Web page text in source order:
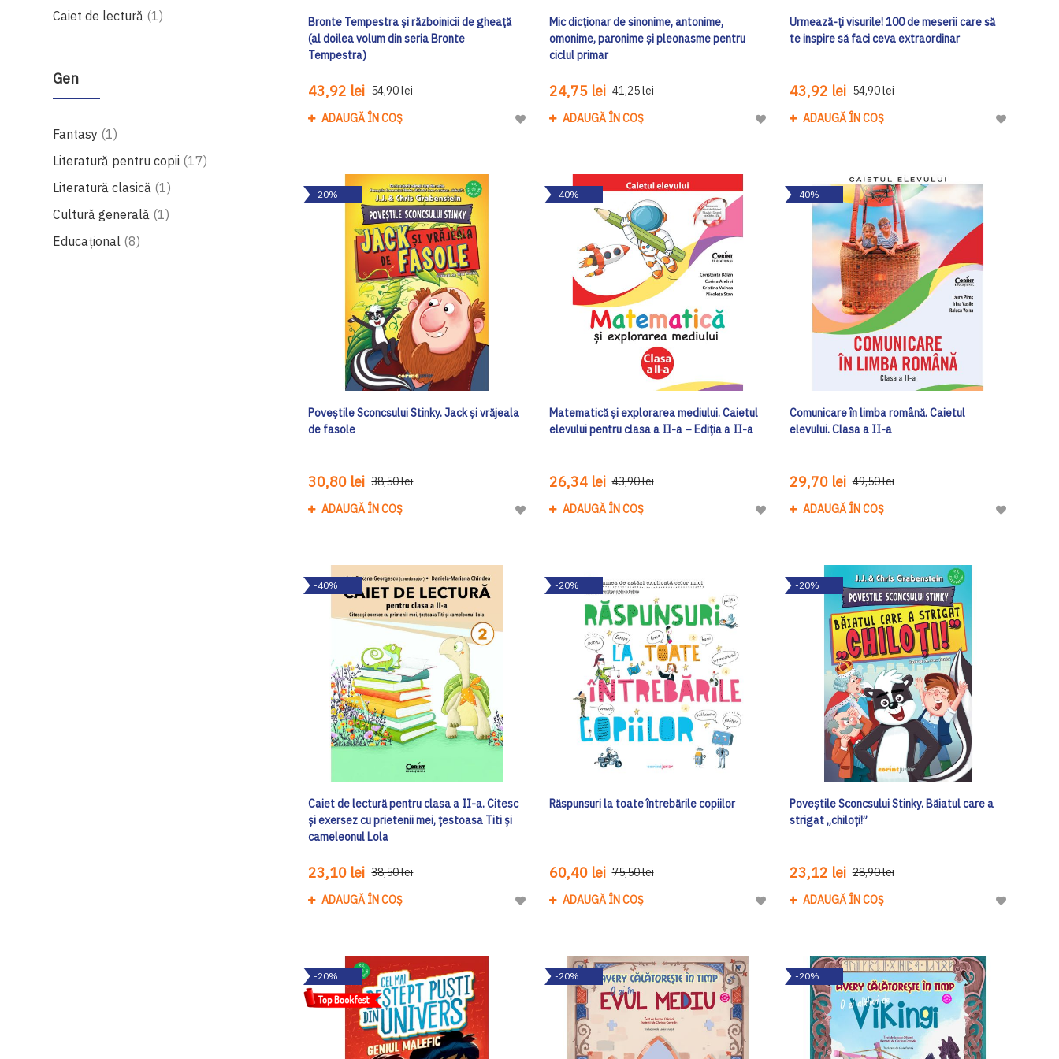
Caiet de lectură 1produs
Gen
Fantasy 1produs
Literatură pentru copii 17produse
Literatură clasică 1produs
Cultură generală 1produs
Educațional 8produse
Bronte Tempestra și războinicii de gheață
(al doilea volum din seria Bronte
Tempestra)
43,92 lei 54,90 lei
ADAUGĂ ÎN COȘ
Adaugă
Dorinte
Mic dicționar de sinonime, antonime,
omonime, paronime și pleonasme pentru
ciclul primar
24,75 lei 41,25 lei
ADAUGĂ ÎN COȘ
Adaugă
Dorinte
Urmează-ți visurile! 100 de meserii care să
te inspire să faci ceva extraordinar
43,92 lei 54,90 lei
ADAUGĂ ÎN COȘ
Adaugă
-20%
Poveștile Sconcsului Stinky. Jack și vrăjeala
de fasole
30,80 lei 38,50 lei
ADAUGĂ ÎN COȘ
Adaugă
Dorinte
-40%
Matematică și explorarea mediului. Caietul
elevului pentru clasa a II-a – Ediția a II-a
26,34 lei 43,90 lei
ADAUGĂ ÎN COȘ
Adaugă
Dorinte
-40%
Comunicare în limba română. Caietul
elevului. Clasa a II-a
29,70 lei 49,50 lei
ADAUGĂ ÎN COȘ
Adaugă
-40%
Caiet de lectură pentru clasa a II-a. Citesc
și exersez cu prietenii mei, țestoasa Titi și
cameleonul Lola
23,10 lei 38,50 lei
ADAUGĂ ÎN COȘ
Adaugă
Dorinte
-20%
Răspunsuri la toate întrebările copiilor
60,40 lei 75,50 lei
ADAUGĂ ÎN COȘ
Adaugă
Dorinte
-20%
Poveștile Sconcsului Stinky. Băiatul care a
strigat „chiloți!”
23,12 lei 28,90 lei
ADAUGĂ ÎN COȘ
Adaugă
-20% -20% -20%